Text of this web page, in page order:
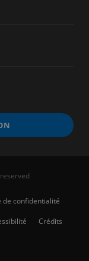
de confidentialité
Crédits